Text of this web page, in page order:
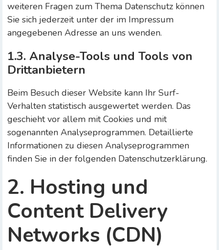
weiteren Fragen zum Thema Datenschutz können
Sie sich jederzeit unter der im Impressum
angegebenen Adresse an uns wenden.
1.3. Analyse-Tools und Tools von
Drittanbietern
Beim Besuch dieser Website kann Ihr Surf-
Verhalten statistisch ausgewertet werden. Das
geschieht vor allem mit Cookies und mit
sogenannten Analyseprogrammen. Detaillierte
Informationen zu diesen Analyseprogrammen
finden Sie in der folgenden Datenschutzerklärung.
2. Hosting und
Content Delivery
Networks (CDN)